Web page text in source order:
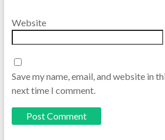
Website
Save my name, email, and website in
next time I comment.